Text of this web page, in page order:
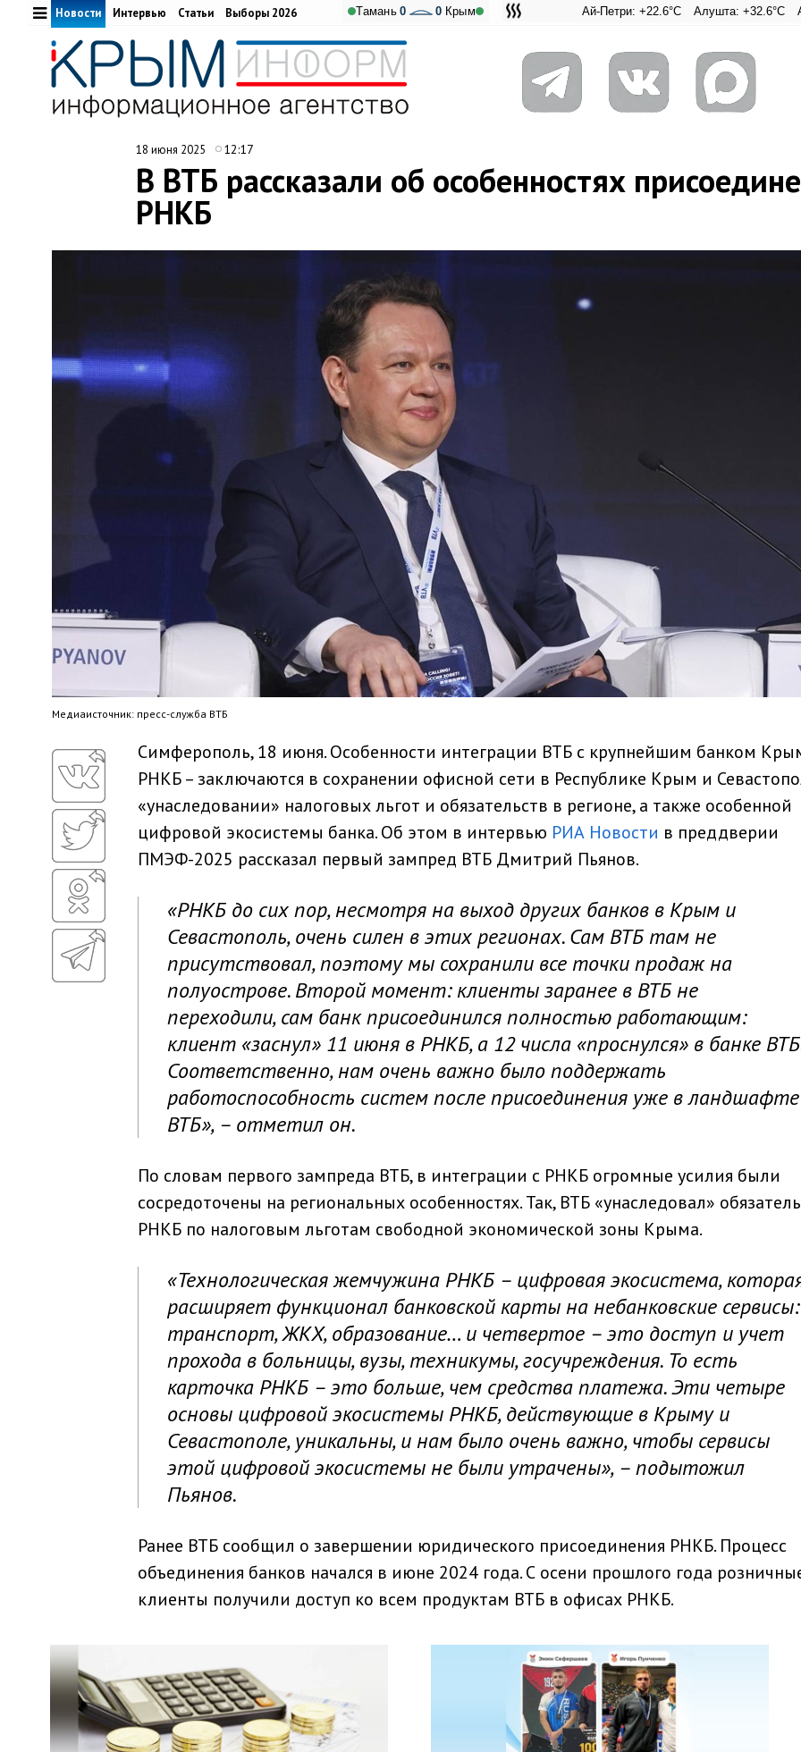
Ай-Петри: +22.6°C Алушта: +32.6°C Ангарский
Тамань 0 0 Крым
Новости Интервью Статьи Выборы 2026
18 июня 2025 12:17
В ВТБ рассказали об особенностях
РНКБ
Медиaисточник: пресс-служба ВТБ
Симферополь, 18 июня. Особенности интеграции ВТБ с крупнейшим банком
РНКБ – заключаются в сохранении офисной сети в Республике Крым и
«унаследовании» налоговых льгот и обязательств в регионе, а также особенной
цифровой экосистемы банка. Об этом в интервью РИА Новости в преддверии
ПМЭФ-2025 рассказал первый зампред ВТБ Дмитрий Пьянов.
«РНКБ до сих пор, несмотря на выход других банков в Крым и
Севастополь, очень силен в этих регионах. Сам ВТБ там не
присутствовал, поэтому мы сохранили все точки продаж на
полуострове. Второй момент: клиенты заранее в ВТБ не
переходили, сам банк присоединился полностью работающим:
клиент «заснул» 11 июня в РНКБ, а 12 числа «проснулся» в банке
Соответственно, нам очень важно было поддержать
работоспособность систем после присоединения уже в ландшафте
ВТБ», – отметил он.
По словам первого зампреда ВТБ, в интеграции с РНКБ огромные усилия были
сосредоточены на региональных особенностях. Так, ВТБ «унаследовал»
РНКБ по налоговым льготам свободной экономической зоны Крыма.
«Технологическая жемчужина РНКБ – цифровая экосистема,
расширяет функционал банковской карты на небанковские сервисы:
транспорт, ЖКХ, образование… и четвертое – это доступ и учет
прохода в больницы, вузы, техникумы, госучреждения. То есть
карточка РНКБ – это больше, чем средства платежа. Эти четыре
основы цифровой экосистемы РНКБ, действующие в Крыму и
Севастополе, уникальны, и нам было очень важно, чтобы сервисы
этой цифровой экосистемы не были утрачены», – подытожил
Пьянов.
Ранее ВТБ сообщил о завершении юридического присоединения РНКБ. Процесс
объединения банков начался в июне 2024 года. С осени прошлого года
клиенты получили доступ ко всем продуктам ВТБ в офисах РНКБ.